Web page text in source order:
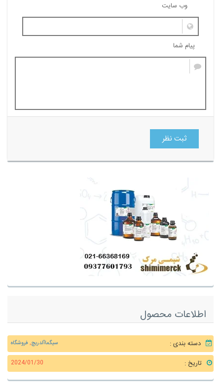
وب سایت
پیام شما
ثبت نظر
اطلاعات محصول
دسته بندی : سیگماآلدریچ, فروشگاه
تاریخ : 2024/01/30